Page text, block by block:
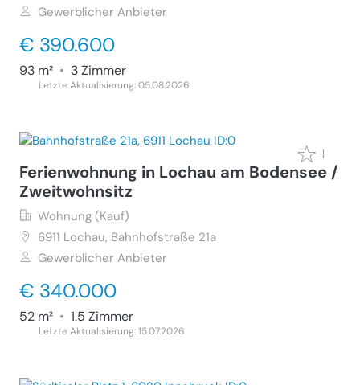
Gewerblicher Anbieter
€ 390.600
93 m² • 3 Zimmer
Letzte Aktualisierung: 05.08.2026
Ferienwohnung in Lochau am Bodensee /
Zweitwohnsitz
Wohnung (Kauf)
6911 Lochau, Bahnhofstraße 21a
Gewerblicher Anbieter
€ 340.000
52 m² • 1.5 Zimmer
Letzte Aktualisierung: 15.07.2026